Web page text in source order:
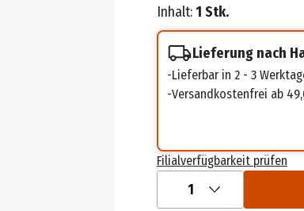
Inhalt:1 Stk.
Lieferung nach
Lieferbar in 2 - 3
Versandkostenfrei ab
Filialverfügbarkeit prüfen
1